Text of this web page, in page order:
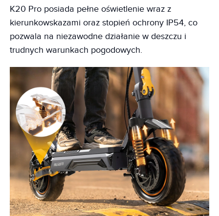
K20 Pro posiada pełne oświetlenie wraz z
kierunkowskazami oraz stopień ochrony IP54, co
pozwala na niezawodne działanie w deszczu i
trudnych warunkach pogodowych.